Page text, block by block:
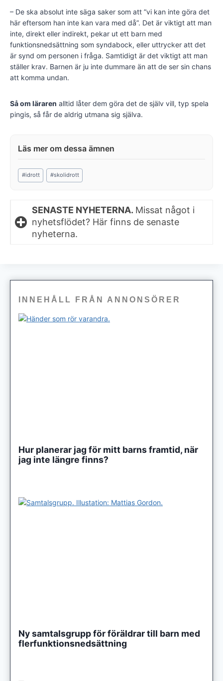
– De ska absolut inte säga saker som att ”vi kan inte göra det
här eftersom han inte kan vara med då”. Det är viktigt att man
inte, direkt eller indirekt, pekar ut ett barn med
funktionsnedsättning som syndabock, eller uttrycker att det
är synd om personen i fråga. Samtidigt är det viktigt att man
ställer krav. Barnen är ju inte dummare än att de ser sin chans
att komma undan.
Så om läraren alltid låter dem göra det de själv vill, typ spela
pingis, så får de aldrig utmana sig själva.
Post
Tags:
#idrott #skolidrott
SENASTE NYHETERNA. Missat något i
nyhetsflödet? Här finns de senaste
nyheterna.
INNEHÅLL FRÅN ANNONSÖRER
Hur planerar jag för mitt barns framtid, när
jag inte längre finns?
Ny samtalsgrupp för föräldrar till barn med
flerfunktionsnedsättning